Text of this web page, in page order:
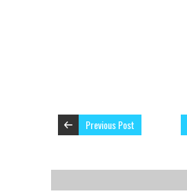
Previous Post